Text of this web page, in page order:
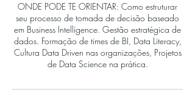
ONDE PODE TE ORIENTAR: Como estruturar
seu processo de tomada de decisão baseado
em Business Intelligence. Gestão estratégica de
dados. Formação de times de BI, Data Literacy,
Cultura Data Driven nas organizações, Projetos
de Data Science na prática.